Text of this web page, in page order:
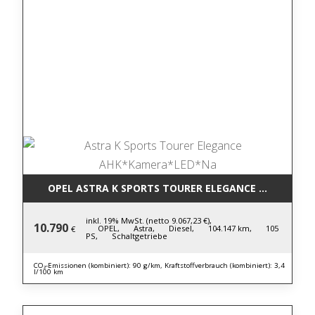
OPEL ASTRA K SPORTS TOURER ELEGANCE
10.790 €
inkl. 19% MwSt. (netto 9.067,23 €),
OPEL, Astra, Diesel, 104.147 km, 105
PS, Schaltgetriebe
CO₂-Emissionen (kombiniert): 90 g/km, Kraftstoffverbrauch (kombiniert): 3,4
l/100 km